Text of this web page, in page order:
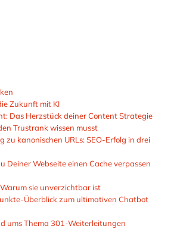
Zukunft mit KI
Das Herzstück deiner Content Strategie
Trustrank wissen musst
zu kanonischen URLs: SEO-Erfolg in drei
Deiner Webseite einen Cache verpassen
sie unverzichtbar ist
Überblick zum ultimativen Chatbot
ums Thema 301-Weiterleitungen